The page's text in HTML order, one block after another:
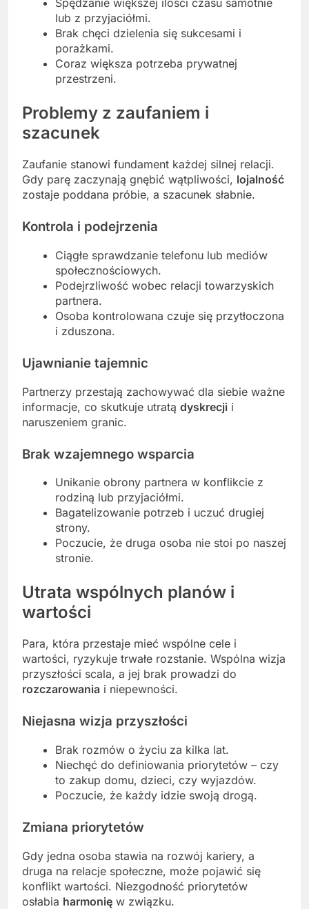
Spędzanie większej ilości czasu samotnie
lub z przyjaciółmi.
Brak chęci dzielenia się sukcesami i
porażkami.
Coraz większa potrzeba prywatnej
przestrzeni.
Problemy z zaufaniem i
szacunek
Zaufanie stanowi fundament każdej silnej relacji.
Gdy parę zaczynają gnębić wątpliwości, lojalność
zostaje poddana próbie, a szacunek słabnie.
Kontrola i podejrzenia
Ciągłe sprawdzanie telefonu lub mediów
społecznościowych.
Podejrzliwość wobec relacji towarzyskich
partnera.
Osoba kontrolowana czuje się przytłoczona
i zduszona.
Ujawnianie tajemnic
Partnerzy przestają zachowywać dla siebie ważne
informacje, co skutkuje utratą dyskrecji i
naruszeniem granic.
Brak wzajemnego wsparcia
Unikanie obrony partnera w konflikcie z
rodziną lub przyjaciółmi.
Bagatelizowanie potrzeb i uczuć drugiej
strony.
Poczucie, że druga osoba nie stoi po naszej
stronie.
Utrata wspólnych planów i
wartości
Para, która przestaje mieć wspólne cele i
wartości, ryzykuje trwałe rozstanie. Wspólna wizja
przyszłości scala, a jej brak prowadzi do
rozczarowania i niepewności.
Niejasna wizja przyszłości
Brak rozmów o życiu za kilka lat.
Niechęć do definiowania priorytetów – czy
to zakup domu, dzieci, czy wyjazdów.
Poczucie, że każdy idzie swoją drogą.
Zmiana priorytetów
Gdy jedna osoba stawia na rozwój kariery, a
druga na relacje społeczne, może pojawić się
konflikt wartości. Niezgodność priorytetów
osłabia harmonię w związku.